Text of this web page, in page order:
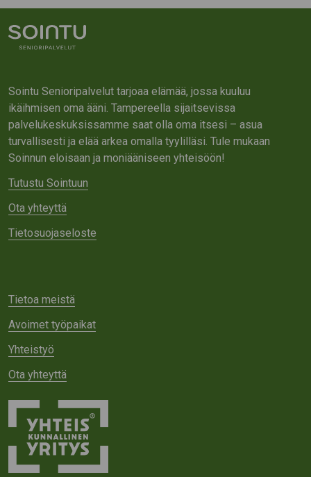
Sointu Senioripalvelut tarjoaa elämää, jossa kuuluu
ikäihmisen oma ääni. Tampereella sijaitsevissa
palvelukeskuksissamme saat olla oma itsesi – asua
turvallisesti ja elää arkea omalla tyylilläsi. Tule mukaan
Soinnun eloisaan ja moniääniseen yhteisöön!
Tutustu Sointuun
Ota yhteyttä
Tietosuojaseloste
Tietoa meistä
Avoimet työpaikat
Yhteistyö
Ota yhteyttä